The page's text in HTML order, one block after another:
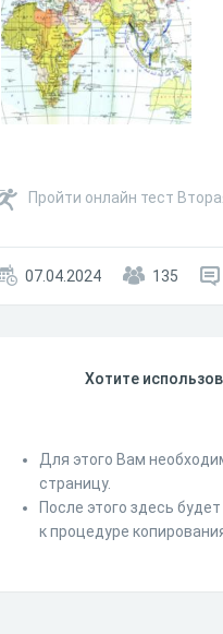
Пройти онлайн тест
07.04.2024 135
Хотите
Для этого Вам
страницу.
После этого здесь
к процедуре